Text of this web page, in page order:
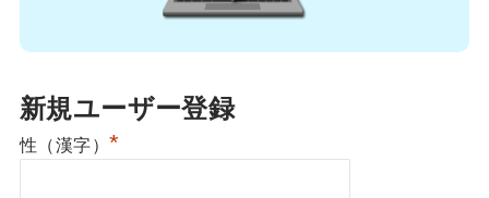
新規ユーザー登録
性（漢字） *